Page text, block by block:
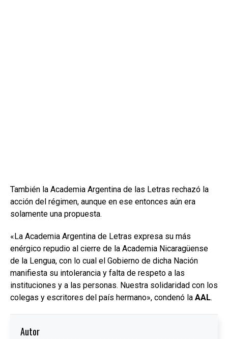
También la Academia Argentina de las Letras rechazó la
acción del régimen, aunque en ese entonces aún era
solamente una propuesta.
«La Academia Argentina de Letras expresa su más
enérgico repudio al cierre de la Academia Nicaragüense
de la Lengua, con lo cual el Gobierno de dicha Nación
manifiesta su intolerancia y falta de respeto a las
instituciones y a las personas. Nuestra solidaridad con los
colegas y escritores del país hermano», condenó la AAL.
Autor